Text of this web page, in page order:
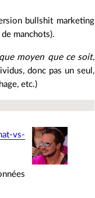
bullshit marketing
manchots).
moyen que ce soit,
donc pas un seul,
etc.)
vs-